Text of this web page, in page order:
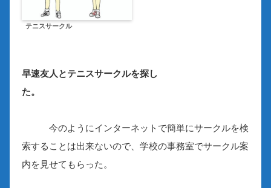
テニスサークル
早速友人とテニスサークルを探し
た。
今のようにインターネットで簡単にサークルを検
索することは出来ないので、学校の事務室でサークル案
内を見せてもらった。